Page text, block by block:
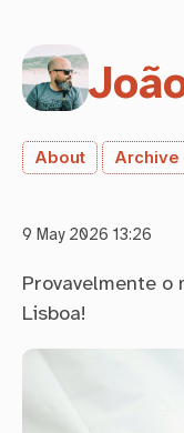
About Archive
9 May 2026 13:26
Provavelmente
Lisboa!